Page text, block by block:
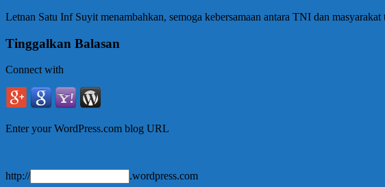
Letnan Satu Inf Suyit menambahkan, semoga kebersamaan antara TNI dan
Tinggalkan Balasan
Connect with
Enter your WordPress.com blog URL
http:// .wordpress.com